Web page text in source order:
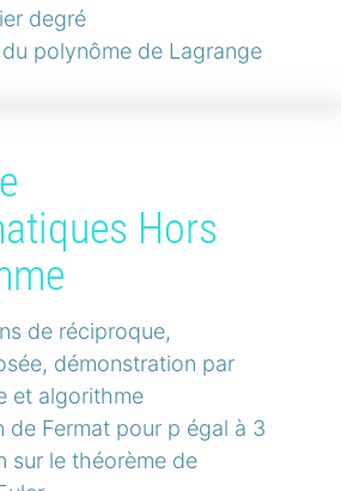
degré
polynôme de Lagrange
Hors
de réciproque,
démonstration par
et algorithme
de Fermat pour p égal à 3
sur le théorème de